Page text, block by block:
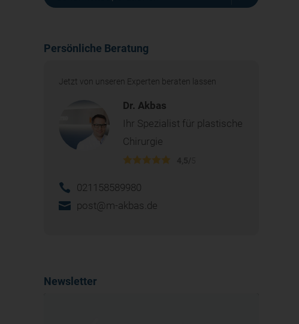
Persönliche Beratung
Jetzt von unseren Experten beraten lassen
Dr. Akbas
Ihr Spezialist für plastische
Chirurgie
021158589980
post@m-akbas.de
Newsletter